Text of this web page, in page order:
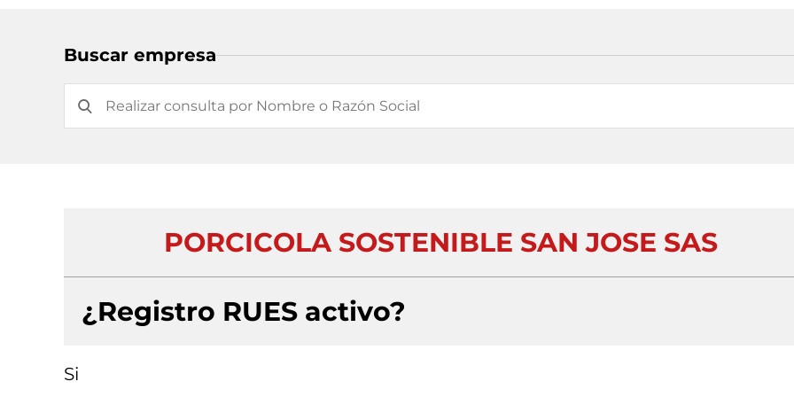
Buscar empresa
PORCICOLA SOSTENIBLE SAN JOSE SAS
¿Registro RUES activo?
Si